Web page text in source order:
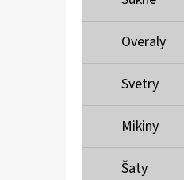
Overaly
Svetry
Mikiny
Šaty